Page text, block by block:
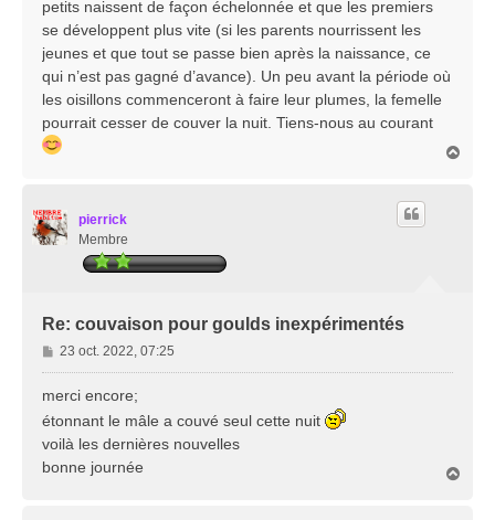
petits naissent de façon échelonnée et que les premiers
se développent plus vite (si les parents nourrissent les
jeunes et que tout se passe bien après la naissance, ce
qui n’est pas gagné d’avance). Un peu avant la période où
les oisillons commenceront à faire leur plumes, la femelle
pourrait cesser de couver la nuit. Tiens-nous au courant
pierrick
Membre
Re: couvaison pour goulds inexpérimentés
M
e
a
g
e
23 oct. 2022, 07:25
merci encore;
étonnant le mâle a couvé seul cette nuit
voilà les dernières nouvelles
bonne journée